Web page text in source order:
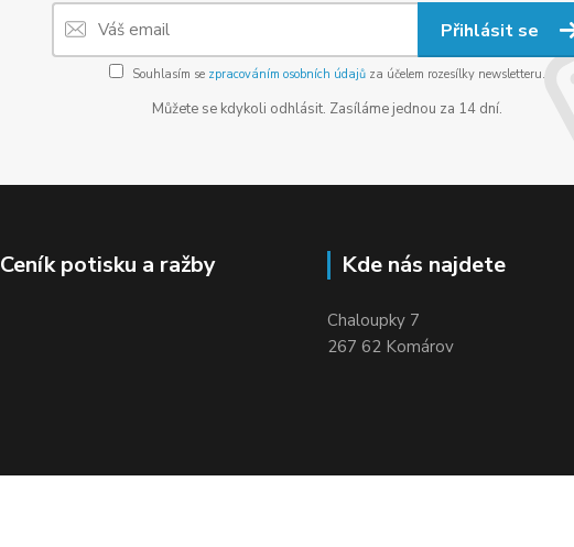
Přihlásit se
Souhlasím se zpracováním osobních údajů za účelem rozesílky newsletteru.
Můžete se kdykoli odhlásit. Zasíláme jednou za 14 dní.
Ceník potisku a ražby Kde nás najdete
Chaloupky 7
267 62 Komárov